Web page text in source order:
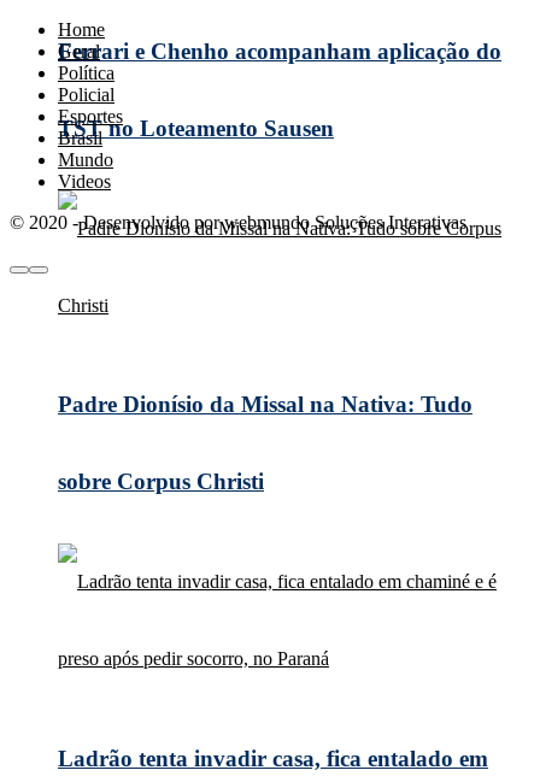
Ferrari e Chenho acompanham aplicação do
TST no Loteamento Sausen
Padre Dionísio da Missal na Nativa: Tudo
sobre Corpus Christi
Ladrão tenta invadir casa, fica entalado em
Home
Geral
Política
Policial
Esportes
Brasil
Mundo
Videos
© 2020 - Desenvolvido por webmundo Soluções Interativas